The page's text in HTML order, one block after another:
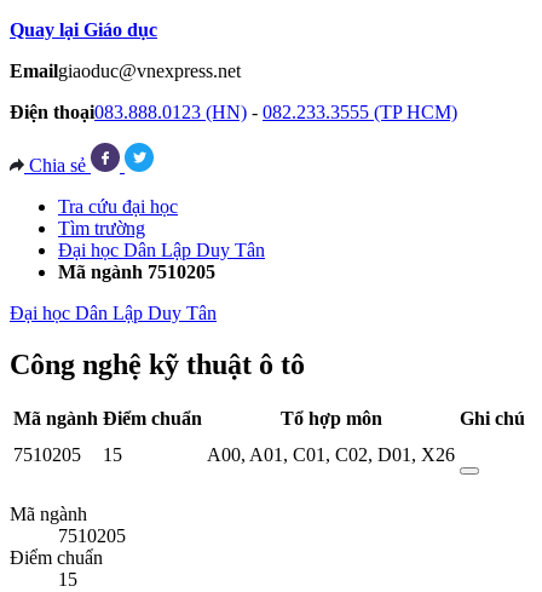
Quay lại Giáo dục
Emailgiaoduc@vnexpress.net
Điện thoại083.888.0123 (HN) - 082.233.3555 (TP HCM)
Chia sẻ
Tra cứu đại học
Tìm trường
Đại học Dân Lập Duy Tân
Mã ngành 7510205
Đại học Dân Lập Duy Tân
Công nghệ kỹ thuật ô tô
Mã ngành Điểm chuẩn Tổ hợp môn
Ghi chú
7510205
15 A00, A01, C01, C02, D01, X26
Mã ngành
7510205
Điểm chuẩn
15